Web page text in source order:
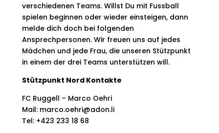
verschiedenen Teams. Willst Du mit Fussball
spielen beginnen oder wieder einsteigen, dann
melde dich doch bei folgenden
Ansprechpersonen. Wir freuen uns auf jedes
Mädchen und jede Frau, die unseren Stützpunkt
in einem der drei Teams unterstützen will.
Stützpunkt Nord Kontakte
FC Ruggell – Marco Oehri
Mail: marco.oehri@adon.li
Tel: +423 233 18 68